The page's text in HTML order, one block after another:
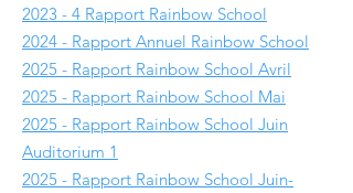
2023 - 4 Rapport Rainbow School
2024 - Rapport Annuel Rainbow School
2025 - Rapport Rainbow School Avril
2025 - Rapport Rainbow School Mai
2025 - Rapport Rainbow School Juin
Auditorium 1
2025 - Rapport Rainbow School Juin-